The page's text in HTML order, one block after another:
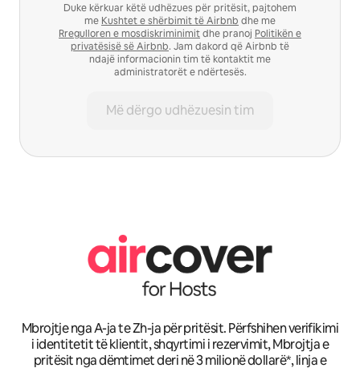
Duke kërkuar këtë udhëzues për pritësit, pajtohem
me Kushtet e shërbimit të Airbnb dhe me
Rregulloren e mosdiskriminimitdhe pranoj Politikën e
privatësisë së Airbnb. Jam dakord që Airbnb të
ndajë informacionin tim të kontaktit me
administratorët e ndërtesës.
Më dërgo udhëzuesin tim
Mbrojtje nga A-ja te Zh-ja për pritësit. Përfshihen verifikimi
i identitetit të klientit, shqyrtimi i rezervimit, Mbrojtja e
pritësit nga dëmtimet deri në 3 milionë dollarë*, linja e